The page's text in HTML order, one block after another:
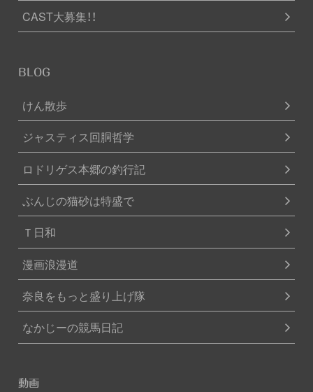
CAST大募集！！
BLOG
けん散歩
ジャスティス回胴哲学
ロドリゲス本郷の釣行記
ぶんじの猫砂は特盛で
Ｔ日和
漫画浪漫道
奈良をもっと盛り上げ隊
なかじーの競馬日記
動画